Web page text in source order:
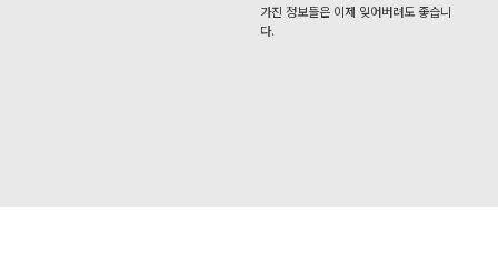
가진 정보들은 이제 잊어버려도 좋습니
다.